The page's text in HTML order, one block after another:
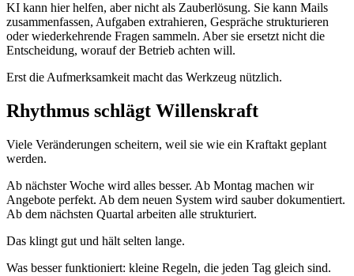
KI kann hier helfen, aber nicht als Zauberlösung. Sie kann Mails
zusammenfassen, Aufgaben extrahieren, Gespräche strukturieren
oder wiederkehrende Fragen sammeln. Aber sie ersetzt nicht die
Entscheidung, worauf der Betrieb achten will.
Erst die Aufmerksamkeit macht das Werkzeug nützlich.
Rhythmus schlägt Willenskraft
Viele Veränderungen scheitern, weil sie wie ein Kraftakt geplant
werden.
Ab nächster Woche wird alles besser. Ab Montag machen wir
Angebote perfekt. Ab dem neuen System wird sauber dokumentiert.
Ab dem nächsten Quartal arbeiten alle strukturiert.
Das klingt gut und hält selten lange.
Was besser funktioniert: kleine Regeln, die jeden Tag gleich sind.